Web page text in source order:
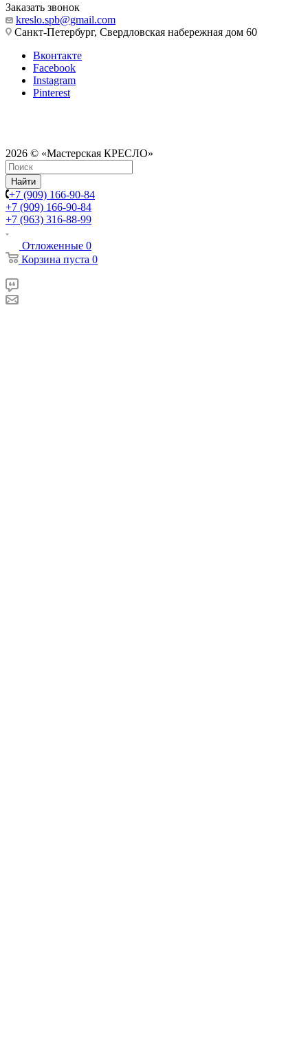
Заказать звонок
kreslo.spb@gmail.com
Санкт-Петербург, Свердловская набережная дом 60
Вконтакте
Facebook
Instagram
Pinterest
2026 © «Мастерская КРЕСЛО»
Найти
+7 (909) 166-90-84
+7 (909) 166-90-84
+7 (963) 316-88-99
Отложенные 0
Корзина пуста 0